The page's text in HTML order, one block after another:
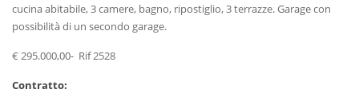
cucina abitabile, 3 camere, bagno, ripostiglio, 3 terrazze. Garage con
possibilità di un secondo garage.
€ 295.000,00- Rif 2528
Contratto: